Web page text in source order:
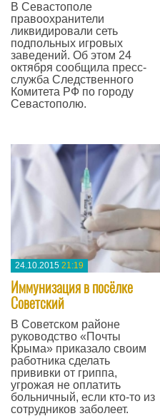
В Севастополе
правоохранители
ликвидировали сеть
подпольных игровых
заведений. Об этом 24
октября сообщила пресс-
служба Следственного
Комитета РФ по городу
Севастополю.
24.10.2015 21:19
Иммунизация в посёлке
Советский
В Советском районе
руководство «Почты
Крыма» приказало своим
работника сделать
прививки от гриппа,
угрожая не оплатить
больничный, если кто-то из
сотрудников заболеет.